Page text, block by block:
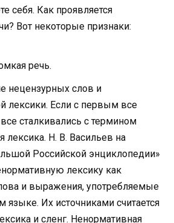
себя. Как проявляется
Вот некоторые признаки:
речь.
нецензурных слов и
лексики. Если с первым все
сталкивались с термином
лексика. Н. В. Васильев на
Российской энциклопедии»
лексику как
и выражения, употребляемые
языке. Их источниками считается
и сленг. Ненормативная